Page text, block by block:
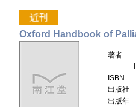
Oxford Handbook of
著者
ISBN
出版社
出版年